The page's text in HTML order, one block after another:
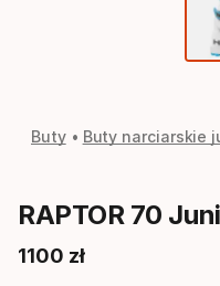
Buty Buty narciarskie
RAPTOR 70
1100 zł
Cena końcowa